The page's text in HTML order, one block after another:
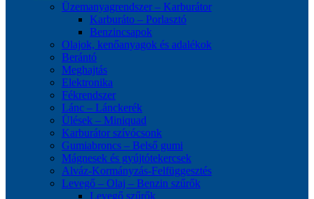
Üzemanyagrendszer – Karburátor
Karburáto – Porlasztó
Benzincsapok
Olajok, kenőanyagok és adalékok
Berántó
Meghajtás
Elektronika
Fékrendszer
Lánc – Lánckerék
Ülések – Miniquad
Karburátor szívócsonk
Gumiabroncs – Belső gumi
Mágnesek és gyújtótekercsek
Alváz-Kormányzás-Felfüggesztés
Levegő – Olaj – Benzin szűrők
Levegő szűrők